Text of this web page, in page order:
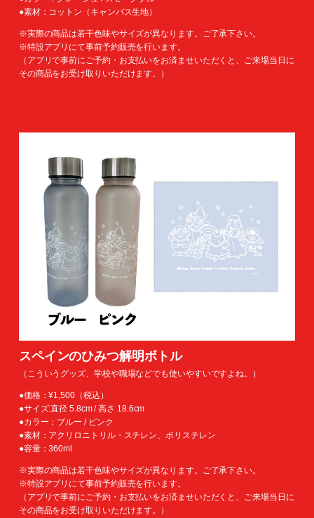
●素材：コットン（キャンバス生地）
※実際の商品は若干色味やサイズが異なります。ご了承下さい。
※特設アプリにて事前予約販売を行います。
（アプリで事前にご予約・お支払いをお済ませいただくと、ご来場当日に
その商品をお受け取りいただけます。）
スペインのひみつ解明ボトル
（こういうグッズ、学校や職場などでも使いやすいですよね。）
●価格：¥1,500（税込）
●サイズ:直径 5.8cm / 高さ 18.6cm
●カラー：ブルー / ピンク
●素材：アクリロニトリル・スチレン、ポリスチレン
●容量：360ml
※実際の商品は若干色味やサイズが異なります。ご了承下さい。
※特設アプリにて事前予約販売を行います。
（アプリで事前にご予約・お支払いをお済ませいただくと、ご来場当日に
その商品をお受け取りいただけます。）